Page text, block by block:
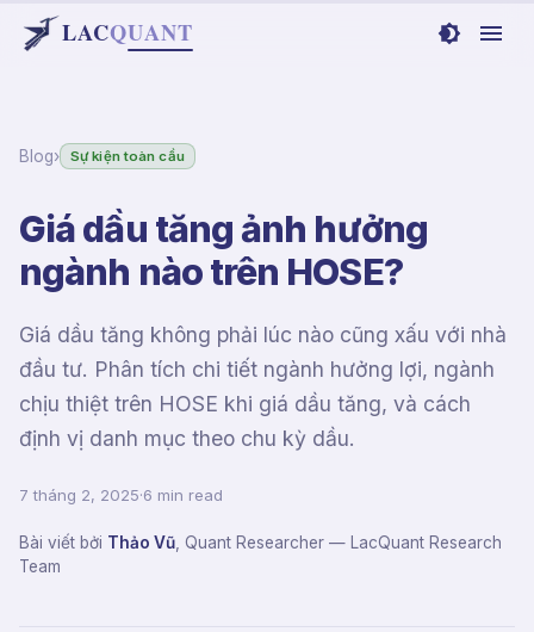
LACQUANT
Blog› Sự kiện toàn cầu
Giá dầu tăng ảnh hưởng
ngành nào trên HOSE?
Giá dầu tăng không phải lúc nào cũng xấu với nhà
đầu tư. Phân tích chi tiết ngành hưởng lợi, ngành
chịu thiệt trên HOSE khi giá dầu tăng, và cách
định vị danh mục theo chu kỳ dầu.
7 tháng 2, 2025·6 min read
Bài viết bởi Thảo Vũ Quant Researcher — LacQuant Research
Team